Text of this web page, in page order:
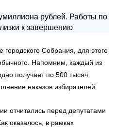
Собрания, для этого
Напомним, каждый из
получает по 500 тысяч
наказов избирателей.
отчитались перед депутатами
оказалось, в рамках